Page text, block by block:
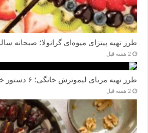
طرز تهیه پیتزای میوه‌ای گرانولا؛ صبحانه
2 هفته قبل
طرز تهیه مربای لیموترش خانگی؛ ۶ دستور خوش‌طعم و مجلسی
2 هفته قبل